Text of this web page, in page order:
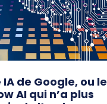
IA de Google, ou le
AI qui n’a plus